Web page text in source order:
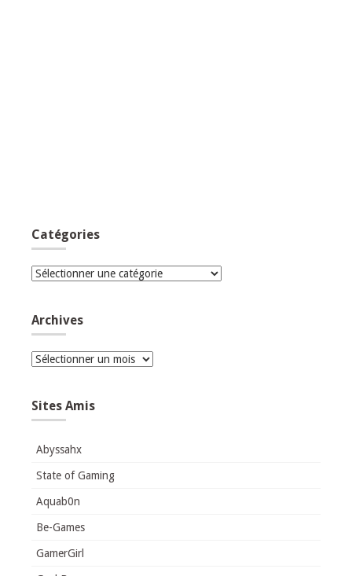
Catégories
Catégories
Archives
Archives
Sites Amis
Abyssahx
State of Gaming
Aquab0n
Be-Games
GamerGirl